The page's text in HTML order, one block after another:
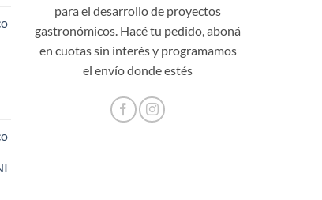
para el desarrollo de proyectos
gastronómicos. Hacé tu pedido, aboná
en cuotas sin interés y programamos
el envío donde estés